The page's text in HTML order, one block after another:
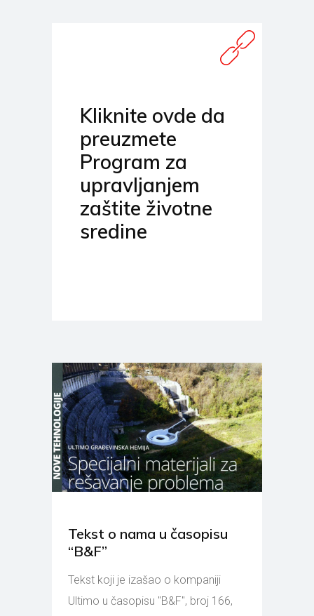
Kliknite ovde da
preuzmete
Program za
upravljanjem
zaštite životne
sredine
Tekst o nama u časopisu
“B&F”
Tekst koji je izašao o kompaniji
Ultimo u časopisu "B&F", broj 166,